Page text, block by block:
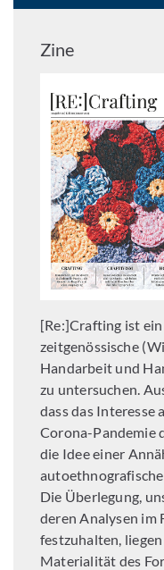
Zine
[Re:]Crafting ist
zeitgenössische
Handarbeit und
zu untersuchen.
dass das Interesse
Corona-Pandemie
die Idee einer
Die Überlegung,
deren Analysen im
festzuhalten,
Materialität des